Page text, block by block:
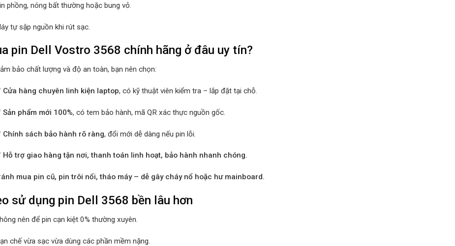
phồng, nóng bất thường hoặc bung vỏ.
tự sập nguồn khi rút sạc.
pin Dell Vostro 3568 chính hãng ở đâu uy tín?
bảo chất lượng và độ an toàn, bạn nên chọn:
Cửa hàng chuyên linh kiện laptop, có kỹ thuật viên kiểm tra – lắp đặt tại chỗ.
Sản phẩm mới 100%, có tem bảo hành, mã QR xác thực nguồn gốc.
Chính sách bảo hành rõ ràng, đổi mới dễ dàng nếu pin lỗi.
Hỗ trợ giao hàng tận nơi, thanh toán linh hoạt, bảo hành nhanh chóng.
mua pin cũ, pin trôi nổi, tháo máy – dễ gây cháy nổ hoặc hư mainboard.
sử dụng pin Dell 3568 bền lâu hơn
nên để pin cạn kiệt 0% thường xuyên.
chế vừa sạc vừa dùng các phần mềm nặng.